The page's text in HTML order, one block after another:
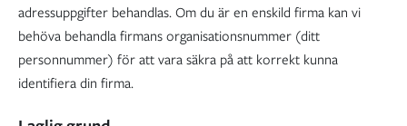
adressuppgifter behandlas. Om du är en enskild firma kan vi
behöva behandla firmans organisationsnummer (ditt
personnummer) för att vara säkra på att korrekt kunna
identifiera din firma.